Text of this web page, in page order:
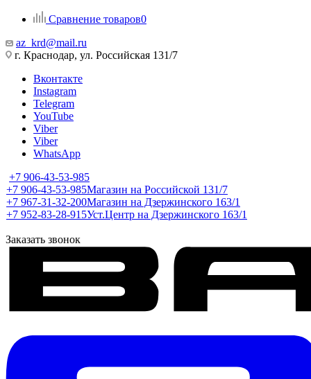
Сравнение товаров0
az_krd@mail.ru
г. Краснодар, ул. Российская 131/7
Вконтакте
Instagram
Telegram
YouTube
Viber
Viber
WhatsApp
+7 906-43-53-985
+7 906-43-53-985Магазин на Российской 131/7
+7 967-31-32-200Магазин на Дзержинского 163/1
+7 952-83-28-915Уст.Центр на Дзержинского 163/1
Заказать звонок